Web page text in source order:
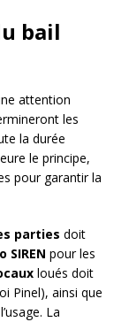
bail
attention
les
la durée
le principe,
pour garantir la
parties doit
SIREN pour les
loués doit
Pinel), ainsi que
La